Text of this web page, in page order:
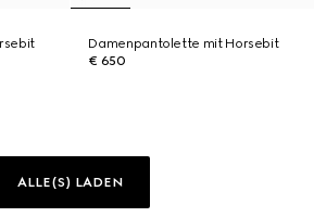
Damenpantolette mit Horsebit
€ 650
ALLE(S) LADEN